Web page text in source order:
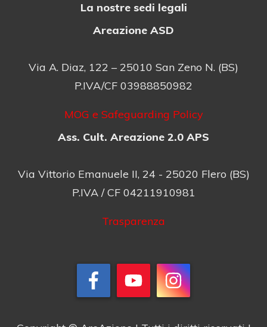
La nostre sedi legali
Areazione ASD
Via A. Diaz, 122 – 25010 San Zeno N. (BS)
P.IVA/CF 03988850982
MOG e Safeguarding Policy
Ass. Cult. Areazione 2.0 APS
Via Vittorio Emanuele II, 24 - 25020 Flero (BS)
P.IVA / CF 04211910981
Trasparenza